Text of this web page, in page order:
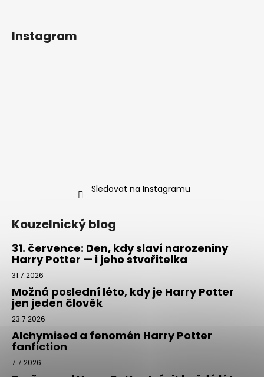
Instagram
Sledovat na Instagramu
Kouzelnický blog
31. července: Den, kdy slaví narozeniny
Harry Potter — i jeho stvořitelka
31.7.2026
Možná poslední léto, kdy je Harry Potter
jen jeden člověk
23.7.2026
Alchymised a fenomén Harry Potter
fanfiction
7.7.2026